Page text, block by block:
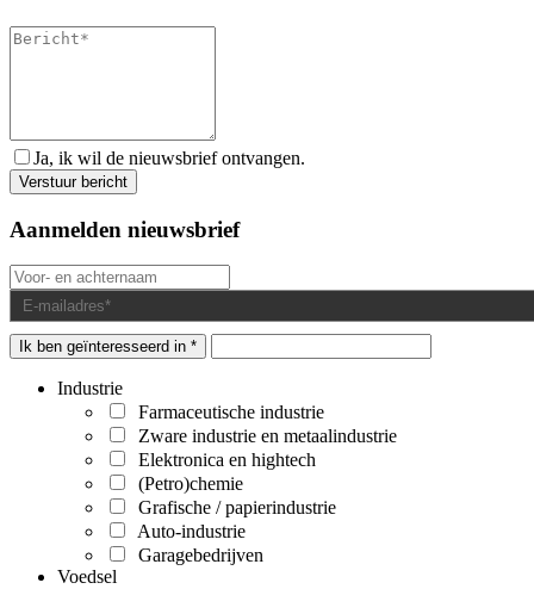
Ja, ik wil de nieuwsbrief ontvangen.
Aanmelden nieuwsbrief
Ik ben geïnteresseerd in *
Industrie
Farmaceutische industrie
Zware industrie en metaalindustrie
Elektronica en hightech
(Petro)chemie
Grafische / papierindustrie
Auto-industrie
Garagebedrijven
Voedsel